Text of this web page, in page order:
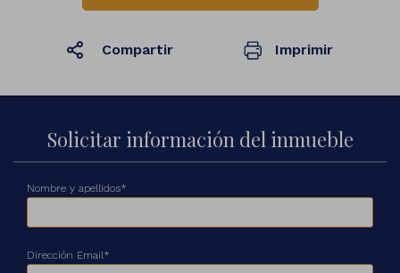
Compartir Imprimir
Solicitar información del inmueble
Nombre y apellidos*
Dirección Email*